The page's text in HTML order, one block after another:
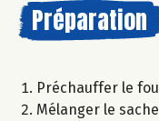
Préparation
Préchauffer le
Mélanger le